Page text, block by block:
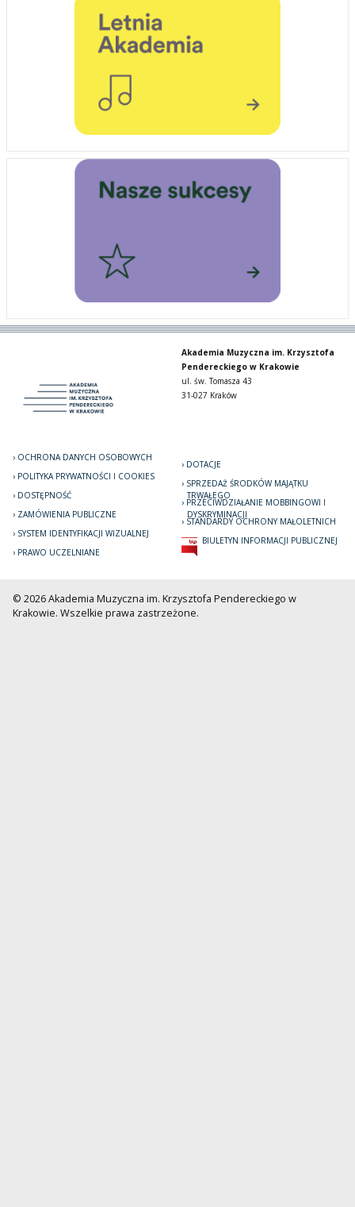
Akademia Muzyczna im. Krzysztofa
Pendereckiego w Krakowie
ul. św. Tomasza 43
31-027 Kraków
OCHRONA DANYCH OSOBOWYCH
POLITYKA PRYWATNOŚCI I COOKIES
DOSTĘPNOŚĆ
ZAMÓWIENIA PUBLICZNE
SYSTEM IDENTYFIKACJI WIZUALNEJ
PRAWO UCZELNIANE
DOTACJE
SPRZEDAŻ ŚRODKÓW MAJĄTKU
TRWAŁEGO
PRZECIWDZIAŁANIE MOBBINGOWI I
DYSKRYMINACJI
STANDARDY OCHRONY MAŁOLETNICH
BIULETYN INFORMACJI PUBLICZNEJ
© 2026 Akademia Muzyczna im. Krzysztofa Pendereckiego w
Krakowie. Wszelkie prawa zastrzeżone.